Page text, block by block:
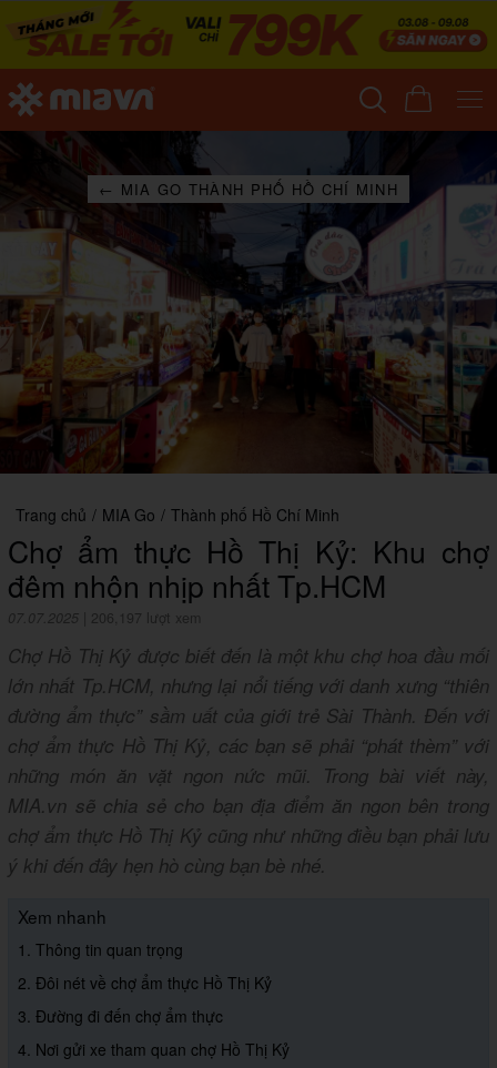
← MIA GO THÀNH PHỐ HỒ CHÍ MINH
Trang chủ / MIA Go / Thành phố Hồ Chí Minh
Chợ ẩm thực Hồ Thị Kỷ: Khu chợ
đêm nhộn nhịp nhất Tp.HCM
07.07.2025 206,197 lượt xem
Chợ Hồ Thị Kỷ được biết đến là một khu chợ hoa đầu mối
lớn nhất Tp.HCM, nhưng lại nổi tiếng với danh xưng “thiên
đường ẩm thực” sầm uất của giới trẻ Sài Thành. Đến với
chợ ẩm thực Hồ Thị Kỷ, các bạn sẽ phải “phát thèm” với
những món ăn vặt ngon nức mũi. Trong bài viết này,
MIA.vn sẽ chia sẻ cho bạn địa điểm ăn ngon bên trong
chợ ẩm thực Hồ Thị Kỷ cũng như những điều bạn phải lưu
ý khi đến đây hẹn hò cùng bạn bè nhé.
Xem nhanh
1. Thông tin quan trọng
2. Đôi nét về chợ ẩm thực Hồ Thị Kỷ
3. Đường đi đến chợ ẩm thực
4. Nơi gửi xe tham quan chợ Hồ Thị Kỷ